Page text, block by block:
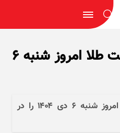
قیمت سکه و قیمت طلا امروز شنبه ۶
قیمت سکه و قیمت طلا امروز شنبه ۶ دی ۱۴۰۴ را در